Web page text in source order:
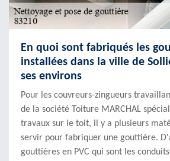
En quoi sont fabriqués les
installées dans la ville de
ses environs
Pour les couvreurs-zingueurs
de la société Toiture MARCHAL
travaux sur le toit, il y a plusieurs
servir pour fabriquer une gouttière.
gouttières en PVC qui sont les